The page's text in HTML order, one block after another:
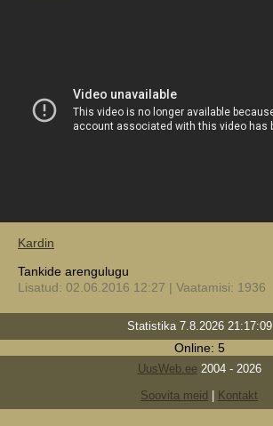
Kardin
Tankide arengulugu
Lisatud: 02.06.2016 12:27 | Vaatamisi: 1936
Statistika 7.8.2026 21:17:09
Online: 5
UusWeb.ee2004 - 2026
Soovita meid
Kontakt